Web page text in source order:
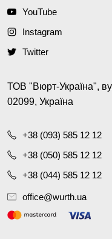
YouTube
Instagram
Twitter
ТОВ "Вюрт-Україна",
02099, Україна
+38 (093) 585 12 12
+38 (050) 585 12 12
+38 (044) 585 12 12
office@wurth.ua